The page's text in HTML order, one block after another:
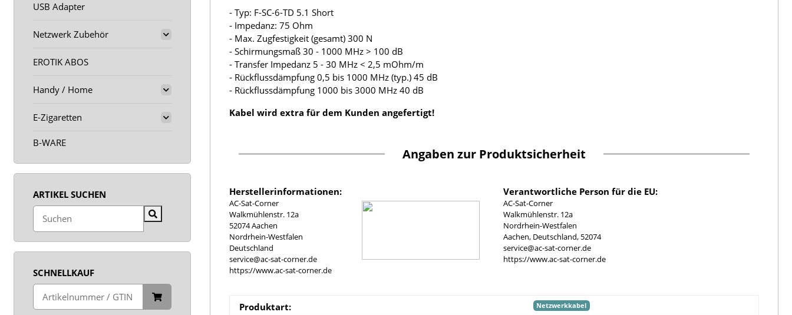
- Typ: F-SC-6-TD 5.1 Short
- Impedanz: 75 Ohm
- Max. Zugfestigkeit (gesamt) 300 N
- Schirmungsmaß 30 - 1000 MHz > 100 dB
- Transfer Impedanz 5 - 30 MHz < 2,5 mOhm/m
- Rückflussdämpfung 0,5 bis 1000 MHz (typ.) 45 dB
- Rückflussdämpfung 1000 bis 3000 MHz 40 dB
Kabel wird extra für dem Kunden angefertigt!
Angaben zur Produktsicherheit
Herstellerinformationen:
AC-Sat-Corner
Walkmühlenstr. 12a
52074 Aachen
Nordrhein-Westfalen
Deutschland
service@ac-sat-corner.de
https://www.ac-sat-corner.de
Verantwortliche Person für die EU:
AC-Sat-Corner
Walkmühlenstr. 12a
Nordrhein-Westfalen
Aachen, Deutschland, 52074
service@ac-sat-corner.de
https://www.ac-sat-corner.de
Produktart: Netzwerkkabel
USB Adapter
Netzwerk Zubehör
EROTIK ABOS
Handy / Home
E-Zigaretten
B-WARE
ARTIKEL SUCHEN
SCHNELLKAUF